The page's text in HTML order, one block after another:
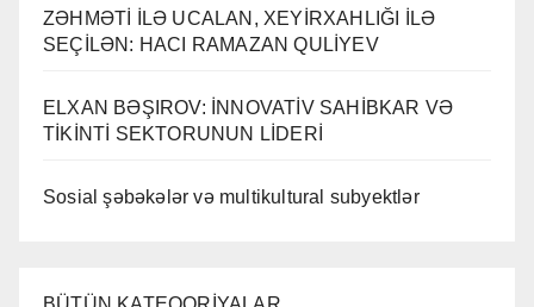
ZƏHMƏTİ İLƏ UCALAN, XEYİRXAHLIĞI İLƏ
SEÇİLƏN: HACI RAMAZAN QULİYEV
ELXAN BƏŞIROV: İNNOVATİV SAHİBKAR VƏ
TİKİNTİ SEKTORUNUN LİDERİ
Sosial şəbəkələr və multikultural subyektlər